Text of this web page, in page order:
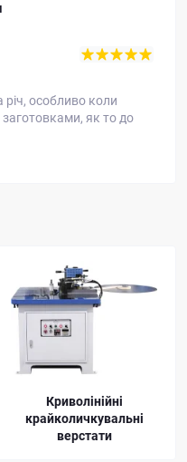
особливо коли
як то до
Криволінійні
крайколичкувальні
верстати